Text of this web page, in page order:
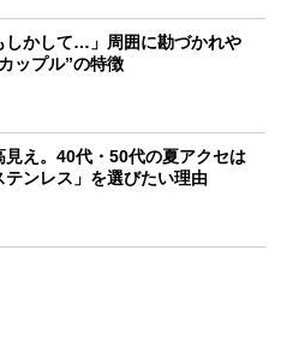
しかして…」周囲に勘づかれや
ップル”の特徴
見え。40代・50代の夏アクセは
テンレス」を選びたい理由